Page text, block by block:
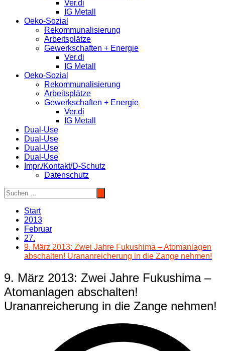
Ver.di
IG Metall
Oeko-Sozial
Rekommunalisierung
Arbeitsplätze
Gewerkschaften + Energie
Ver.di
IG Metall
Oeko-Sozial
Rekommunalisierung
Arbeitsplätze
Gewerkschaften + Energie
Ver.di
IG Metall
Dual-Use
Dual-Use
Dual-Use
Dual-Use
Impr./Kontakt/D-Schutz
Datenschutz
Start
2013
Februar
27.
9. März 2013: Zwei Jahre Fukushima – Atomanlagen
abschalten! Urananreicherung in die Zange nehmen!
9. März 2013: Zwei Jahre Fukushima –
Atomanlagen abschalten!
Urananreicherung in die Zange nehmen!